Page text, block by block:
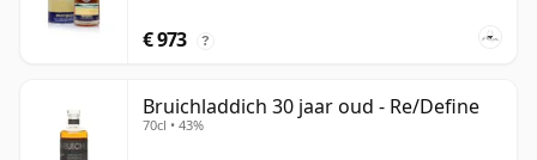
€ 973 ?
Bruichladdich 30 jaar oud - Re/Define
70cl • 43%